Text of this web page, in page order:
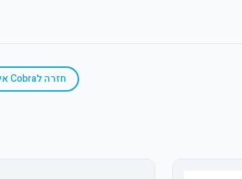
חזרה לCobra אינטרקום 2 גיד לבתים פרטיים